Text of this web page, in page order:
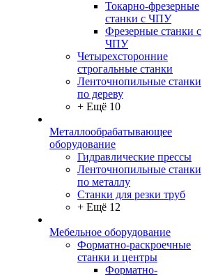
Токарно-фрезерные
станки с ЧПУ
Фрезерные станки с
ЧПУ
Четырехсторонние
строгальные станки
Ленточнопильные станки
по дереву
+ Ещё 10
Металлообрабатывающее
оборудование
Гидравлические прессы
Ленточнопильные станки
по металлу
Станки для резки труб
+ Ещё 12
Мебельное оборудование
Форматно-раскроечные
станки и центры
Форматно-